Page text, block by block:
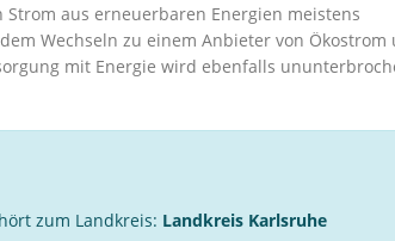
aus erneuerbaren Energien meistens
Wechseln zu einem Anbieter von Ökostrom
mit Energie wird ebenfalls
zum Landkreis: Landkreis Karlsruhe